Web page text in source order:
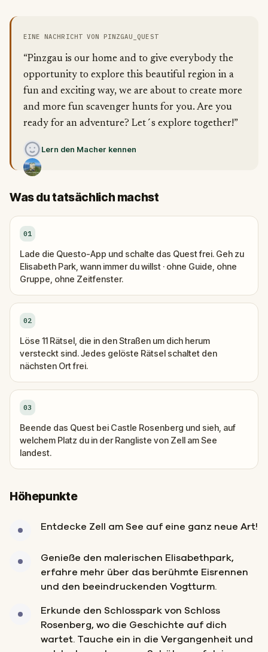
EINE NACHRICHT VON PINZGAU_QUEST
“Pinzgau is our home and to give everybody the
opportunity to explore this beautiful region in a
fun and exciting way, we are about to create more
and more fun scavenger hunts for you. Are you
ready for an adventure? Let´s explore together!”
Lern den Macher kennen
Was du tatsächlich machst
01
Lade die Questo-App und schalte das Quest frei. Geh zu
Elisabeth Park, wann immer du willst · ohne Guide, ohne
Gruppe, ohne Zeitfenster.
02
Löse 11 Rätsel, die in den Straßen um dich herum
versteckt sind. Jedes gelöste Rätsel schaltet den
nächsten Ort frei.
03
Beende das Quest bei Castle Rosenberg und sieh, auf
welchem Platz du in der Rangliste von Zell am See
landest.
Höhepunkte
Entdecke Zell am See auf eine ganz neue Art!
Genieße den malerischen Elisabethpark,
erfahre mehr über das berühmte Eisrennen
und den beeindruckenden Vogtturm.
Erkunde den Schlosspark von Schloss
Rosenberg, wo die Geschichte auf dich
wartet. Tauche ein in die Vergangenheit und